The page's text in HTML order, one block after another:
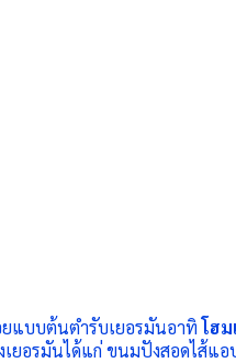
ยแบบต้นตำรับเยอรมันอาทิโฮ
ยอรมันได้แก่ขนมปังสอดไส้แอ